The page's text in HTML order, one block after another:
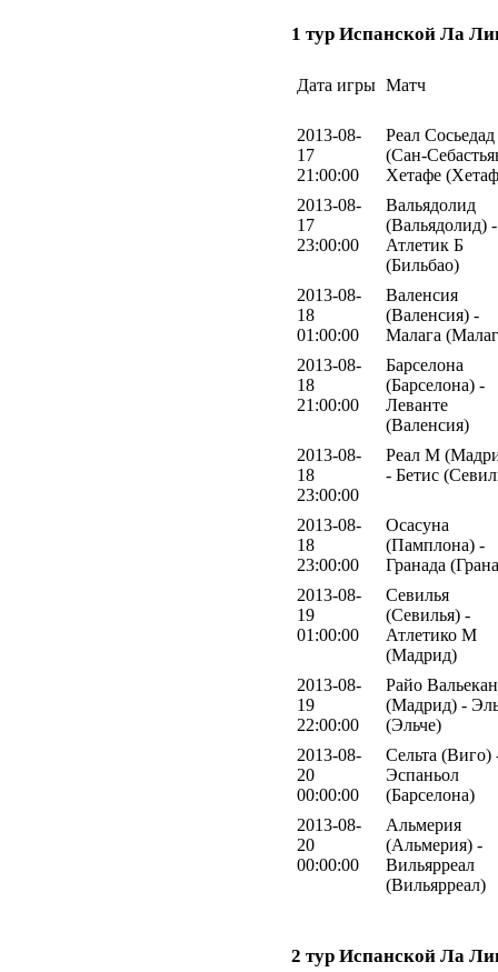
1 тур Испанской Ла
Дата игры Матч
2013-08-
17
21:00:00
Реал Сосьедад
(Сан-
Хетафе
2013-08-
17
23:00:00
Вальядолид
(Вальядолид) -
Атлетик Б
(Бильбао)
2013-08-
18
01:00:00
Валенсия
(Валенсия) -
Малага
2013-08-
18
21:00:00
Барселона
(Барселона) -
Леванте
(Валенсия)
2013-08-
18
23:00:00
Реал М
- Бетис
2013-08-
18
23:00:00
Осасуна
(Памплона) -
Гранада
2013-08-
19
01:00:00
Севилья
(Севилья) -
Атлетико М
(Мадрид)
2013-08-
19
22:00:00
Райо
(Мадрид) -
(Эльче)
2013-08-
20
00:00:00
Сельта (Виго)
Эспаньол
(Барселона)
2013-08-
20
00:00:00
Альмерия
(Альмерия) -
Вильярреал
(Вильярреал)
2 тур Испанской Ла